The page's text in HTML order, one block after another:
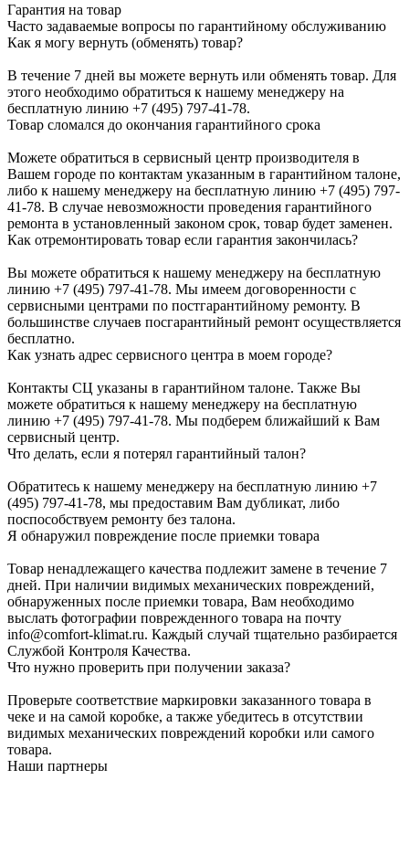
Гарантия на товар
Часто задаваемые вопросы по гарантийному обслуживанию
Как я могу вернуть (обменять) товар?
В течение 7 дней вы можете вернуть или обменять товар. Для
этого необходимо обратиться к нашему менеджеру на
бесплатную линию +7 (495) 797-41-78.
Товар сломался до окончания гарантийного срока
Можете обратиться в сервисный центр производителя в
Вашем городе по контактам указанным в гарантийном талоне,
либо к нашему менеджеру на бесплатную линию +7 (495) 797-
41-78. В случае невозможности проведения гарантийного
ремонта в установленный законом срок, товар будет заменен.
Как отремонтировать товар если гарантия закончилась?
Вы можете обратиться к нашему менеджеру на бесплатную
линию +7 (495) 797-41-78. Мы имеем договоренности с
сервисными центрами по постгарантийному ремонту. В
большинстве случаев посгарантийный ремонт осуществляется
бесплатно.
Как узнать адрес сервисного центра в моем городе?
Контакты СЦ указаны в гарантийном талоне. Также Вы
можете обратиться к нашему менеджеру на бесплатную
линию +7 (495) 797-41-78. Мы подберем ближайший к Вам
сервисный центр.
Что делать, если я потерял гарантийный талон?
Обратитесь к нашему менеджеру на бесплатную линию +7
(495) 797-41-78, мы предоставим Вам дубликат, либо
поспособствуем ремонту без талона.
Я обнаружил повреждение после приемки товара
Товар ненадлежащего качества подлежит замене в течение 7
дней. При наличии видимых механических повреждений,
обнаруженных после приемки товара, Вам необходимо
выслать фотографии поврежденного товара на почту
info@comfort-klimat.ru. Каждый случай тщательно разбирается
Службой Контроля Качества.
Что нужно проверить при получении заказа?
Проверьте соответствие маркировки заказанного товара в
чеке и на самой коробке, а также убедитесь в отсутствии
видимых механических повреждений коробки или самого
товара.
Наши партнеры